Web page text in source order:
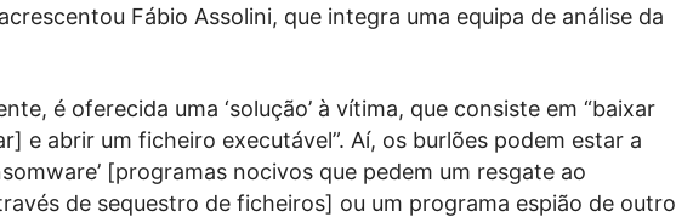
Fábio Assolini, que integra uma equipa de análise da
é oferecida uma ‘solução’ à vítima, que consiste em “baixar
e abrir um ficheiro executável”. Aí, os burlões podem estar a
[programas nocivos que pedem um resgate ao
de sequestro de ficheiros] ou um programa espião de outro